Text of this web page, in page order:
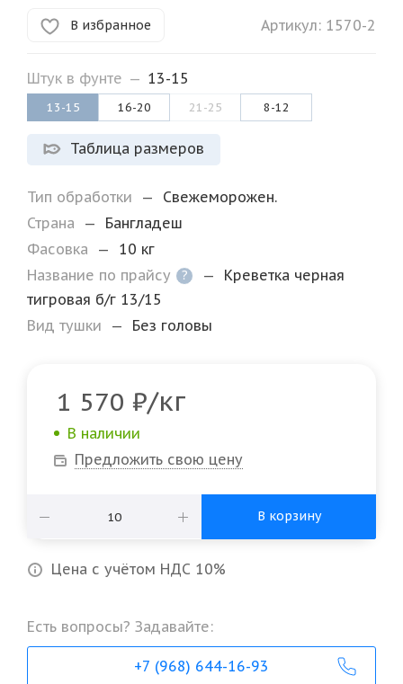
В избранное Артикул: 1570-2
Штук в фунте — 13-15
13-15 16-20 21-25 8-12
Таблица размеров
Тип обработки —
Свежеморожен.
Страна
—
Бангладеш
Фасовка
—
10 кг
Название по прайсу
? —
Креветка черная
тигровая б/г 13/15
Вид тушки
— Без головы
1 570 ₽/кг
В наличии
Предложить свою цену
В корзину
Цена с учётом НДС 10%
Есть вопросы? Задавайте:
+7 (968) 644-16-93